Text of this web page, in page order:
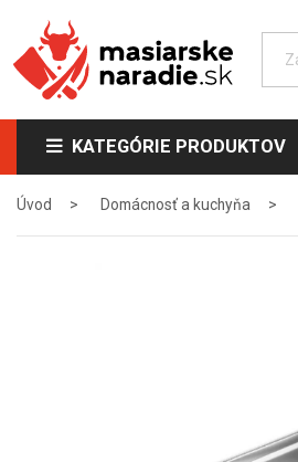
KATEGÓRIE PRODUKTOV
Úvod Domácnosť a kuchyňa